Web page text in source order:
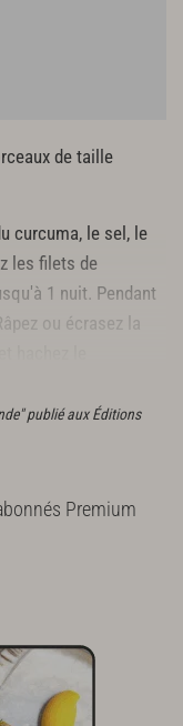
de taille
curcuma, le sel, le
les filets de
1 nuit. Pendant
ou écrasez la
publié aux Éditions
Premium